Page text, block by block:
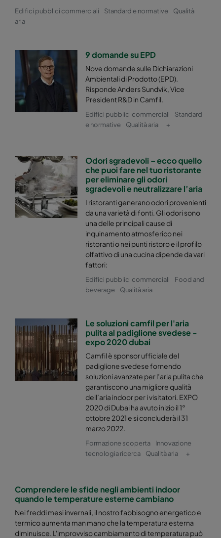
Hi-Flo 2550 :: 592x287x520-10-25 ePM2,5 50%
Hi-Flo 2550 :: 287x287x520-5-25 ePM2,5 50%
Hi-Flo 2550 :: 592x892x520-10-25 ePM2,5 50%
Hi-Flo 2550 :: 490x892x520-8-25 ePM2,5 50%
Hi-Flo 2550 :: 592x592x600-8-25 ePM2,5 50%
Hi-Flo 2550 :: 592x490x600-8-25 ePM2,5 50%
Hi-Flo 2550 :: 490x592x600-6-25 ePM2,5 50%
Hi-Flo 2550 :: 592x287x600-8-25 ePM2,5 50%
Hi-Flo 2550 :: 287x592x600-4-25 ePM2,5 50%
Hi-Flo 2550 :: 592x592x520-8-25 ePM2,5 50%
Hi-Flo 2550 :: 592x490x520-8-25 ePM2,5 50%
Hi-Flo 2550 :: 490x592x520-6-25 ePM2,5 50%
Hi-Flo 2550 :: 592x287x520-8-25 ePM2,5 50%
Hi-Flo 2550 :: 287x592x520-4-25 ePM2,5 50%
Hi-Flo 2550 :: 592x592x370-8-25 ePM2,5 50%
Hi-Flo 2550 :: 592x490x370-8-25 ePM2,5 50%
Edifici pubblici commerciali Standard e normative
Qualità
aria
9 domande su EPD
Nove domande sulle Dichiarazioni
Ambientali di Prodotto (EPD).
Risponde Anders Sundvik, Vice
President R&D in Camfil.
Edifici pubblici commerciali
Standard
e normative
Qualità aria +
Odori sgradevoli – ecco quello
che puoi fare nel tuo ristorante
per eliminare gli odori
sgradevoli e neutralizzare l’aria
I ristoranti generano odori provenienti
da una varietà di fonti. Gli odori sono
una delle principali cause di
inquinamento atmosferico nei
ristoranti o nei punti ristoro e il profilo
olfattivo di una cucina dipende da vari
fattori:
Edifici pubblici commerciali
Food and
beverage
Qualità aria
Le soluzioni camfil per l'aria
pulita al padiglione svedese -
expo 2020 dubai
Camfil è sponsor ufficiale del
padiglione svedese fornendo
soluzioni avanzate per l’aria pulita che
garantiscono una migliore qualità
dell’aria indoor per i visitatori. EXPO
2020 di Dubai ha avuto inizio il 1°
ottobre 2021 e si concluderà il 31
marzo 2022.
Formazione scoperta
Innovazione
tecnologia ricerca
Qualità aria +
Comprendere le sfide negli ambienti indoor
quando le temperature esterne cambiano
Nei freddi mesi invernali, il nostro fabbisogno energetico e
termico aumenta man mano che la temperatura esterna
diminuisce. L'improvviso cambiamento di temperatura può